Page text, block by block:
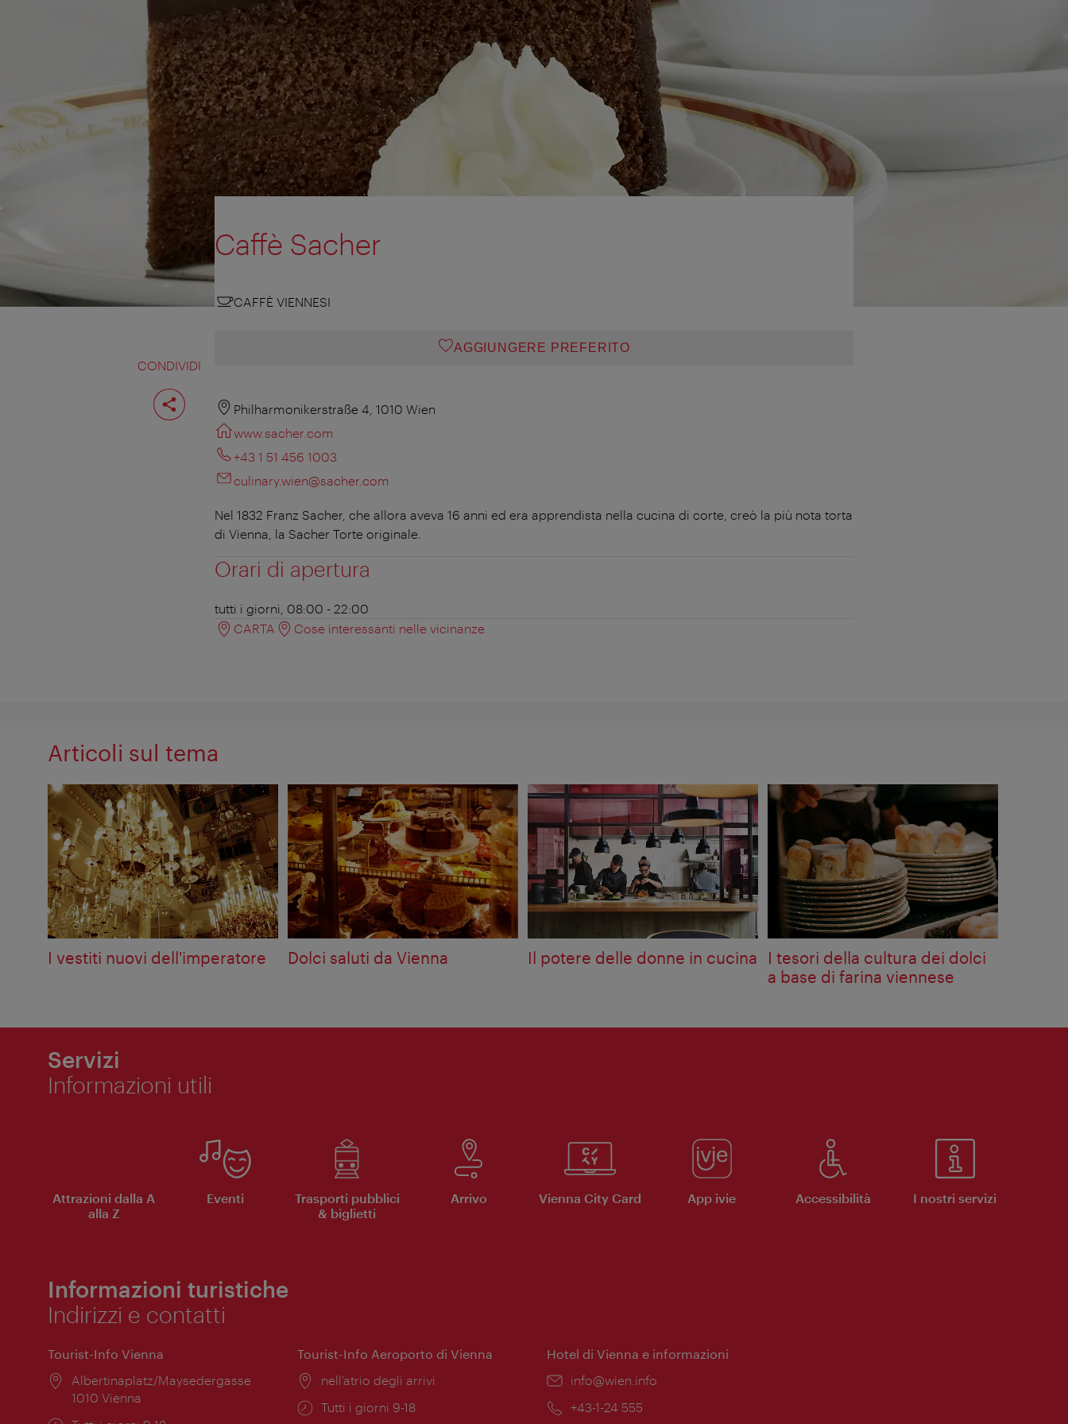
CONDIVIDI
Condividi
pagina
Caffè Sacher
CAFFÈ VIENNESI
AGGIUNGERE PREFERITO
Philharmonikerstraße 4, 1010 Wien
www.sacher.com
+43 1 51 456 1003
culinary.wien@sacher.com
Nel 1832 Franz Sacher, che allora aveva 16 anni ed era apprendista nella cucina di corte, creò la più nota torta
di Vienna, la Sacher Torte originale.
Orari di apertura
tutti i giorni, 08:00 - 22:00
CARTA
Cose interessanti nelle vicinanze
Articoli sul tema
I vestiti nuovi dell'imperatore Dolci saluti da Vienna Il potere delle donne in cucina
I tesori della cultura dei dolci
a base di farina viennese
Servizi
Informazioni utili
Attrazioni dalla A
alla Z
Eventi
Trasporti pubblici
& biglietti
Arrivo Vienna City Card App ivie Accessibilità I nostri servizi
Informazioni turistiche
Indirizzi e contatti
Tourist-Info Vienna
Posizione:
Albertinaplatz/Maysedergasse
1010 Vienna
Tourist-Info Aeroporto di Vienna
Posizione:
nell’atrio degli arrivi
Orari
Tutti i giorni 9-18
Hotel di Vienna e informazioni
Email:
info@wien.info
Telefono:
+43-1-24 555